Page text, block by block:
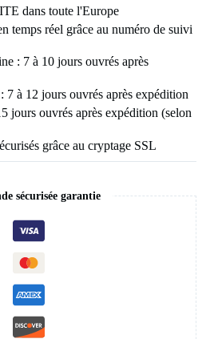
dans toute l'Europe
temps réel grâce au numéro de suivi
: 7 à 10 jours ouvrés après
7 à 12 jours ouvrés après expédition
jours ouvrés après expédition (selon
grâce au cryptage SSL
sécurisée garantie